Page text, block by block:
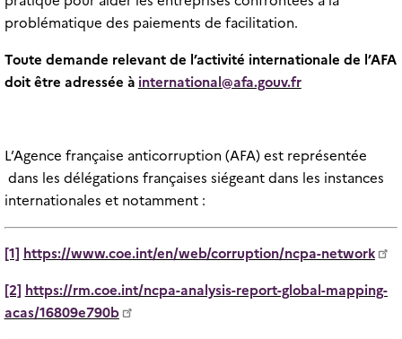
problématique des paiements de facilitation.
Toute demande relevant de l’activité internationale de l’AFA
doit être adressée à international@afa.gouv.fr
L’Agence française anticorruption (AFA) est représentée
dans les délégations françaises siégeant dans les instances
internationales et notamment :
[1] https://www.coe.int/en/web/corruption/ncpa-network
[2] https://rm.coe.int/ncpa-analysis-report-global-mapping-
acas/16809e790b